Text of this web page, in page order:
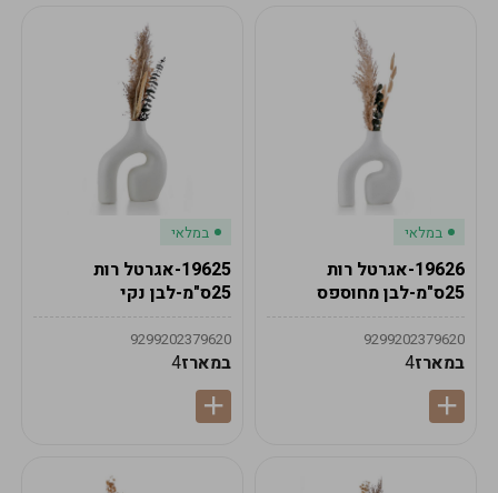
במלאי
19626-אגרטל רות
25ס"מ-לבן מחוספס
9299202379620
במארז4
במלאי
19625-אגרטל רות
25ס"מ-לבן נקי
9299202379620
במארז4
לתשלום